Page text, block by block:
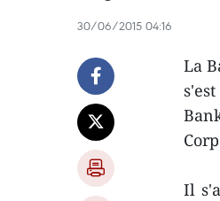
30/06/2015 04:16
La
Il